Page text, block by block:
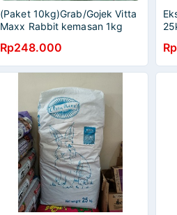
(Paket 10kg)Grab/Gojek Vitta
Maxx Rabbit kemasan 1kg
kelinci
Rp248.000